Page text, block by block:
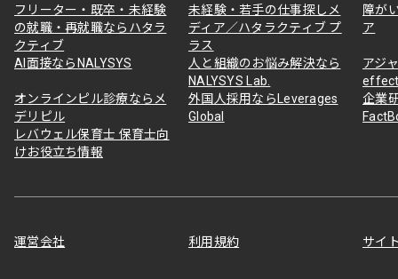
フリーター・既卒・未経験
の就職・再就職ならハタラ
クティブ
未経験・若手の仕事探しメ
ディア／ハタラクティブ プ
ラス
障が
ア
AI面接ならNALYSYS
人と組織のお悩み解決なら
NALYSYS Lab.
アジ
オンラインピル診療ならメ
デリピル
外国人採用ならLeverages
Global
企業
レバウェル保育士 保育士向
けお役立ち情報
運営会社 利用規約 サイ